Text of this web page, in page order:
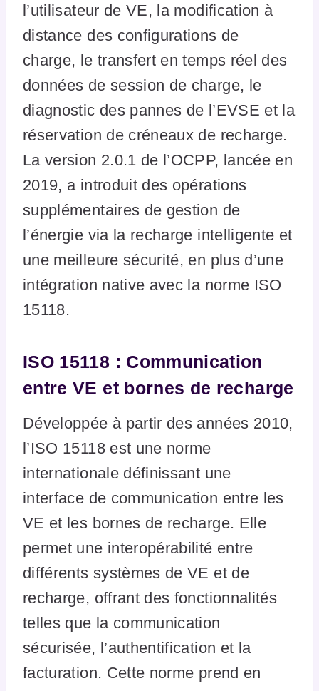
l’utilisateur de VE, la modification à
distance des configurations de
charge, le transfert en temps réel des
données de session de charge, le
diagnostic des pannes de l’EVSE et la
réservation de créneaux de recharge.
La version 2.0.1 de l’OCPP, lancée en
2019, a introduit des opérations
supplémentaires de gestion de
l’énergie via la recharge intelligente et
une meilleure sécurité, en plus d’une
intégration native avec la norme ISO
15118​​.
ISO 15118 : Communication
entre VE et bornes de recharge
Développée à partir des années 2010,
l’ISO 15118 est une norme
internationale définissant une
interface de communication entre les
VE et les bornes de recharge. Elle
permet une interopérabilité entre
différents systèmes de VE et de
recharge, offrant des fonctionnalités
telles que la communication
sécurisée, l’authentification et la
facturation. Cette norme prend en